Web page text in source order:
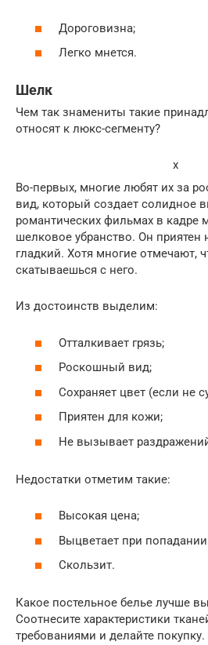
Дороговизна;
Легко мнется.
Шелк
Чем так знамениты такие
относят к люкс-сегменту?
x
Во-первых, многие любят их за
вид, который создает солидное
романтических фильмах в
шелковое убранство. Он приятен
гладкий. Хотя многие отмечают,
скатываешься с него.
Из достоинств выделим:
Отталкивает грязь;
Роскошный вид;
Сохраняет цвет (если не
Приятен для кожи;
Не вызывает
Недостатки отметим такие:
Высокая цена;
Выцветает при
Скользит.
Какое постельное белье лучше
Соотнесите характеристики
требованиями и делайте покупку.